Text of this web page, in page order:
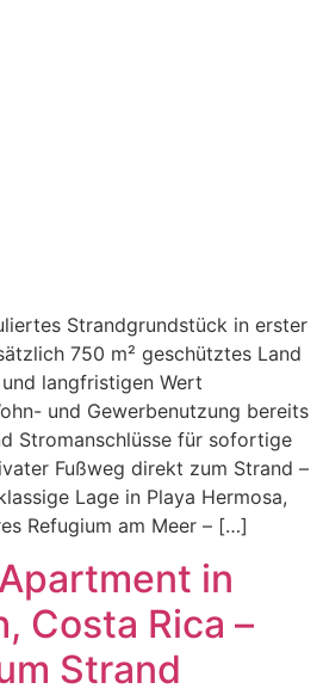
Strandgrundstück in erster
750 m² geschütztes Land
langfristigen Wert
und Gewerbenutzung bereits
Stromanschlüsse für sofortige
Fußweg direkt zum Strand –
Lage in Playa Hermosa,
Refugium am Meer – […]
in
Costa Rica –
Strand